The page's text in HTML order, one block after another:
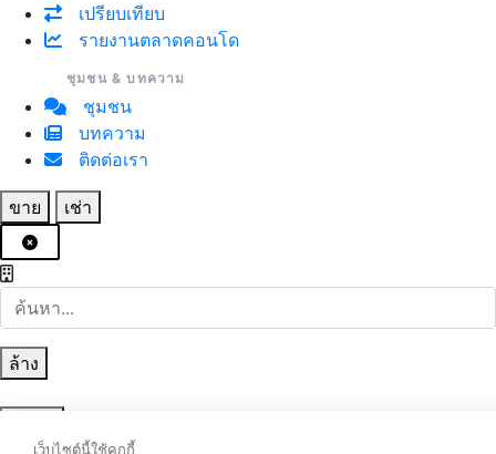
เปรียบเทียบ
รายงานตลาดคอนโด
ชุมชน & บทความ
ชุมชน
บทความ
ติดต่อเรา
ขาย เช่า
ล้าง
เว็บไซต์นี้ใช้คุกกี้